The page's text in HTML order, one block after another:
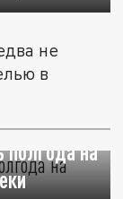
не
в
полгода на